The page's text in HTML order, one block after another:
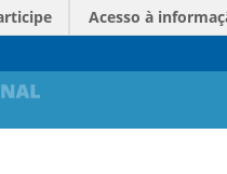
Acesso à